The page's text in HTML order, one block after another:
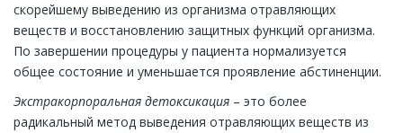
скорейшему выведению из организма отравляющих
веществ и восстановлению защитных функций организма.
По завершении процедуры у пациента нормализуется
общее состояние и уменьшается проявление абстиненции.
Экстракорпоральная детоксикация – это более
радикальный метод выведения отравляющих веществ из